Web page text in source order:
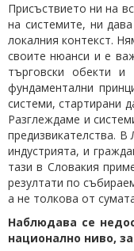
Присъствието ни на
на системите, ни
локалния контекст.
своите нюанси и е
търговски обекти
фундаментални
системи, стартирани
Разглеждаме и
предизвикателства.
индустрията, и
тази в Словакия
резултати по
а не толкова от
Наблюдава се
национално ниво,